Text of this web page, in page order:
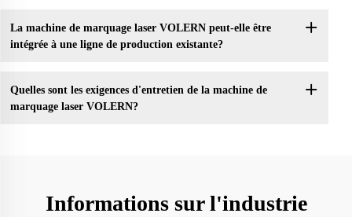
La machine de marquage laser VOLERN peut-elle être
intégrée à une ligne de production existante?
Quelles sont les exigences d'entretien de la machine de
marquage laser VOLERN?
Informations sur l'industrie